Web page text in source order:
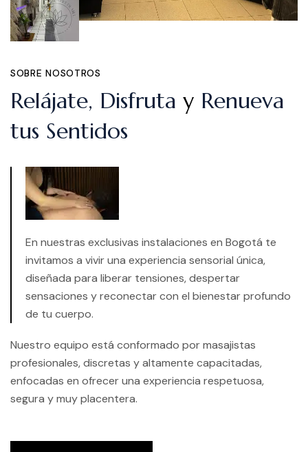
SOBRE NOSOTROS
Relájate, Disfruta y Renueva
tus Sentidos
En nuestras exclusivas instalaciones en Bogotá te
invitamos a vivir una experiencia sensorial única,
diseñada para liberar tensiones, despertar
sensaciones y reconectar con el bienestar profundo
de tu cuerpo.
Nuestro equipo está conformado por masajistas
profesionales, discretas y altamente capacitadas,
enfocadas en ofrecer una experiencia respetuosa,
segura y muy placentera.